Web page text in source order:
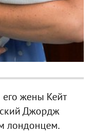
жены Кейт
Джордж
лондонцем.